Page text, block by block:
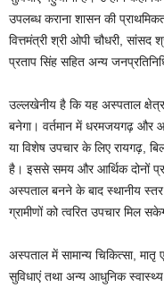
उपलब्ध कराना शासन की
वित्तमंत्री श्री ओपी चौधरी, सांसद
प्रताप सिंह सहित अन्य
उल्लखेनीय है कि यह अस्पताल
बनेगा। वर्तमान में धरमजयगढ़ और
या विशेष उपचार के लिए रायगढ़,
है। इससे समय और आर्थिक दोनों
अस्पताल बनने के बाद स्थानीय स्तर
ग्रामीणों को त्वरित उपचार मिल
अस्पताल में सामान्य चिकित्सा,
सुविधाएं तथा अन्य आधुनिक